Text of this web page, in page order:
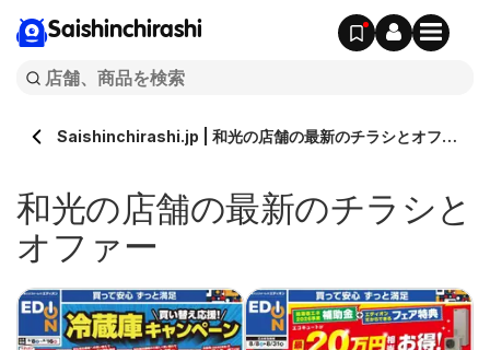
Saishinchirashi
Saishinchirashi.jp | 和光の店舗の最新のチラシとオファ
和光の店舗の最新のチラシと
オファー